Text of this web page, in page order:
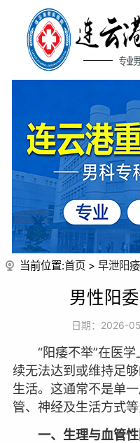
当前位置:首页 > 早泄阳痿
男性阳
日期：2026-
“阳痿不举”在医学
续无法达到或维持足
生活。这通常不是单
管、神经及生活方式
一、生理与血管性